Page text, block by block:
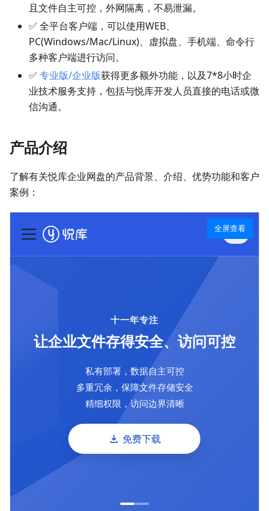
且文件自主可控，外网隔离，不易泄漏。
✅ 全平台客户端，可以使用WEB、
PC(Windows/Mac/Linux)、虚拟盘、手机端、命令行
多种客户端进行访问。
✅ 专业版/企业版获得更多额外功能，以及7*8小时企
业技术服务支持，包括与悦库开发人员直接的电话或微
信沟通。
产品介绍
了解有关悦库企业网盘的产品背景、介绍、优势功能和客户
案例：
全屏查看